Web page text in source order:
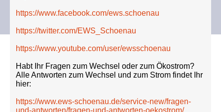
https://www.facebook.com/ews.schoenau
https://twitter.com/EWS_Schoenau
https://www.youtube.com/user/ewsschoenau
Habt Ihr Fragen zum Wechsel oder zum Ökostrom?
Alle Antworten zum Wechsel und zum Strom findet Ihr
hier:
https://www.ews-schoenau.de/service-new/fragen-
und-antworten/fragen-und-antworten-oekostrom/